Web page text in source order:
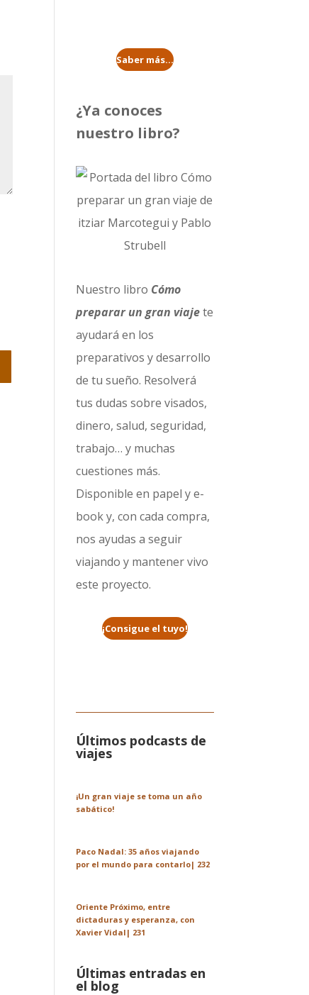
Saber más...
¿Ya conoces
nuestro libro?
Nuestro libro Cómo
preparar un gran viajete
ayudará en los
preparativos y desarrollo
de tu sueño. Resolverá
tus dudas sobre visados,
dinero, salud, seguridad,
trabajo… y muchas
cuestiones más.
Disponible en papel y e-
book y, con cada compra,
nos ayudas a seguir
viajando y mantener vivo
este proyecto.
¡Consigue el tuyo!
Últimos podcasts de
viajes
¡Un gran viaje se toma un año
sabático!
Paco Nadal: 35 años viajando
por el mundo para contarlo| 232
Oriente Próximo, entre
dictaduras y esperanza, con
Xavier Vidal| 231
Últimas entradas en
el blog